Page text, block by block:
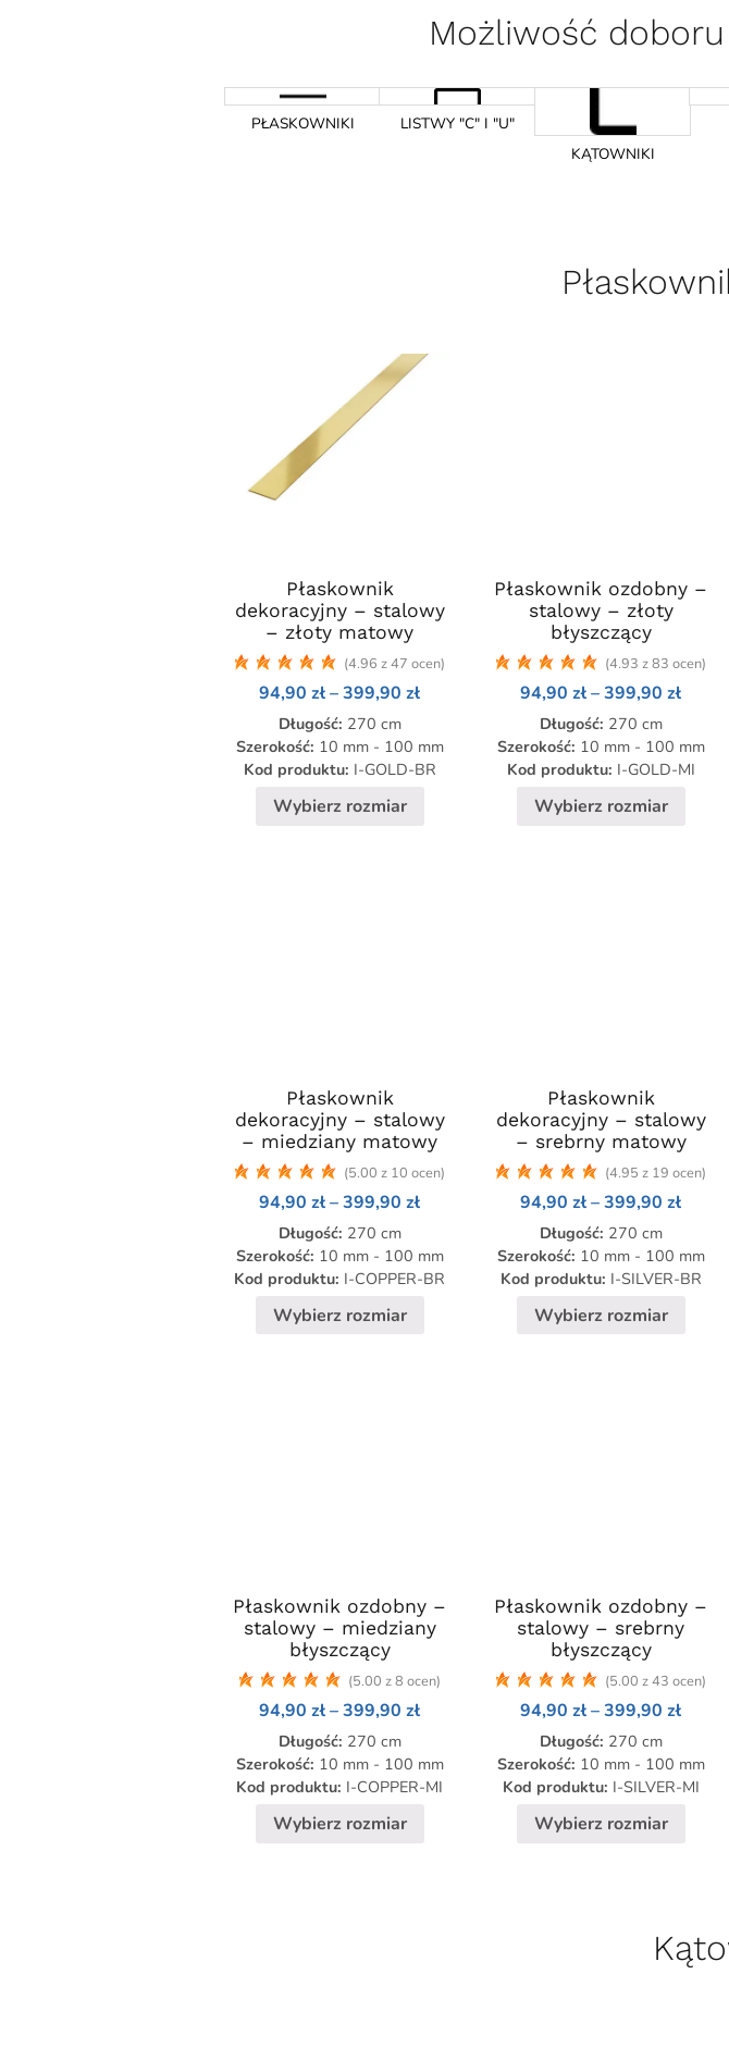
Możliwość
PŁASKOWNIKI
LISTWY "C" I "U"
KĄTOWNIKI
Płaskownik
dekoracyjny – stalowy
– złoty matowy
(4.96 z 47 ocen)
94,90 zł–399,90 złZakres
94,90 zł
do
399,90 zł
Długość: 270 cm
Szerokość: 10 mm - 100 mm
Kod produktu: I-GOLD-BR
Wybierz rozmiar
Ten
produkt
ma
wiele
wariantów.
Opcje
można
wybrać
na
Płaskownik ozdobny –
stalowy – złoty
błyszczący
(4.93 z 83 ocen)
94,90 zł–399,90 złZakres
94,90
do
Długość: 270 cm
Szerokość: 10 mm - 100 mm
Kod produktu: I-GOLD-MI
Wybierz rozmiar
Ten
produkt
ma
wiele
wariantów.
Opcje
można
wybrać
na
Płaskownik
dekoracyjny – stalowy
– miedziany matowy
(5.00 z 10 ocen)
94,90 zł–399,90 złZakres
94,90 zł
do
399,90 zł
Długość: 270 cm
Szerokość: 10 mm - 100 mm
Kod produktu: I-COPPER-BR
Wybierz rozmiar
Ten
produkt
ma
wiele
wariantów.
Opcje
można
wybrać
na
Płaskownik
dekoracyjny – stalowy
– srebrny matowy
(4.95 z 19 ocen)
94,90 zł–399,90 złZakres
94,90
do
Długość: 270 cm
Szerokość: 10 mm - 100 mm
Kod produktu: I-SILVER-BR
Wybierz rozmiar
Ten
produkt
ma
wiele
wariantów.
Opcje
można
wybrać
na
Płaskownik ozdobny –
stalowy – miedziany
błyszczący
(5.00 z 8 ocen)
94,90 zł–399,90 złZakres
94,90 zł
do
399,90 zł
Długość: 270 cm
Szerokość: 10 mm - 100 mm
Kod produktu: I-COPPER-MI
Wybierz rozmiar
Ten
produkt
ma
wiele
wariantów.
Opcje
można
wybrać
na
Płaskownik ozdobny –
stalowy – srebrny
błyszczący
(5.00 z 43 ocen)
94,90 zł–399,90 złZakres
94,90
do
Długość: 270 cm
Szerokość: 10 mm - 100 mm
Kod produktu: I-SILVER-MI
Wybierz rozmiar
Ten
produkt
ma
wiele
wariantów.
Opcje
można
wybrać
na